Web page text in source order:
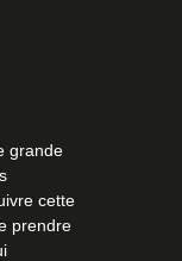
grande
cette
prendre